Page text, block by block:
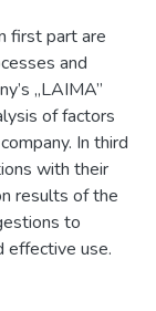
first part are
and
„LAIMA”
of factors
In third
with their
results of the
to
effective use.